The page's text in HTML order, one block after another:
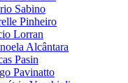
Sabino
Pinheiro
Lorran
Alcântara
Pasin
Pavinatto